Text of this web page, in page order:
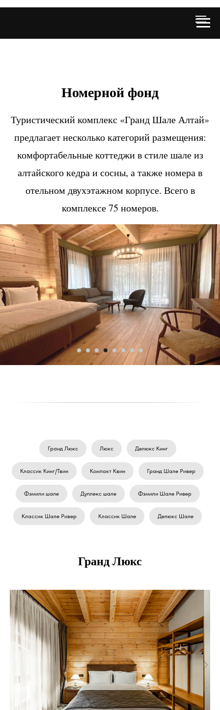
Номерной фонд
Туристический комплекс «Гранд Шале Алтай»
предлагает несколько категорий размещения:
комфортабельные коттеджи в стиле шале из
алтайского кедра и сосны, а также номера в
отельном двухэтажном корпусе. Всего в
комплексе 75 номеров.
Гранд Люкс Люкс Делюкс Кинг
Классик Кинг/Твин Компакт Квин Гранд Шале Ривер
Фэмили шале Дуплекс шале Фэмили Шале Ривер
Классик Шале Ривер Классик Шале Делюкс Шале
Гранд Люкс